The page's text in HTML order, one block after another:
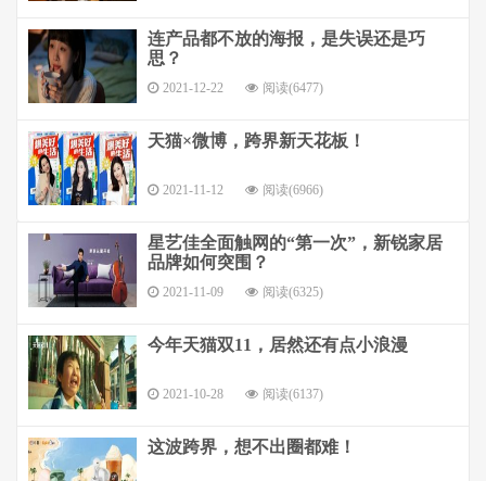
连产品都不放的海报，是失误还是巧
思？
2021-12-22 阅读(6477)
天猫×微博，跨界新天花板！
2021-11-12 阅读(6966)
星艺佳全面触网的“第一次”，新锐家居
品牌如何突围？
2021-11-09 阅读(6325)
今年天猫双11，居然还有点小浪漫
2021-10-28 阅读(6137)
这波跨界，想不出圈都难！